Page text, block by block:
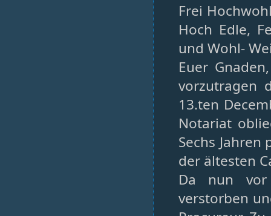
Frei
Hoch Edle,
und Wohl-
Euer
vorzutragen
13.ten
Notariat
Sechs
der ältesten
Da nun vor
verstorben